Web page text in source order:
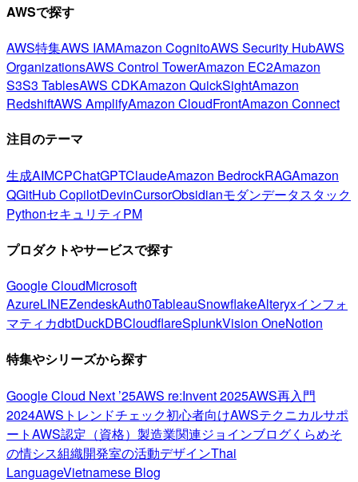
AWSで探す
AWS特集AWS IAMAmazon CognitoAWS Security HubAWS
OrganizationsAWS Control TowerAmazon EC2Amazon
S3S3 TablesAWS CDKAmazon QuickSightAmazon
RedshiftAWS AmplifyAmazon CloudFrontAmazon Connect
注目のテーマ
生成AIMCPChatGPTClaudeAmazon BedrockRAGAmazon
QGitHub CopilotDevinCursorObsidianモダンデータスタック
PythonセキュリティPM
プロダクトやサービスで探す
Google CloudMicrosoft
AzureLINEZendeskAuth0TableauSnowflakeAlteryxインフォ
マティカdbtDuckDBCloudflareSplunkVision OneNotion
特集やシリーズから探す
Google Cloud Next ’25AWS re:Invent 2025AWS再入門
2024AWSトレンドチェック初心者向けAWSテクニカルサポ
ートAWS認定（資格） 製造業関連ジョインブログくらめそ
の情シス組織開発室の活動デザインThai
LanguageVietnamese Blog